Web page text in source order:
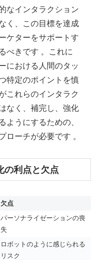
なインタラクション
く、この目標を達成
ケターをサポートす
べきです 。これに
における人間のタッ
特定のポイントを慎
これらのインタラク
なく、補完し、強化
ようにするための、
ローチが必要です 。
の利点と欠点
欠点
パーソナライゼーションの喪
失
ロボットのように感じられる
リスク